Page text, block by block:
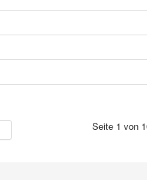
Seite 1 von